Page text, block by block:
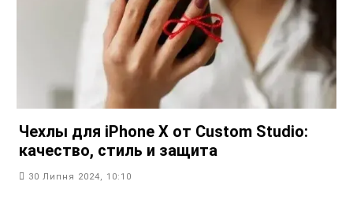
Чехлы для iPhone X от Custom Studio:
качество, стиль и защита
30 Липня 2024, 10:10